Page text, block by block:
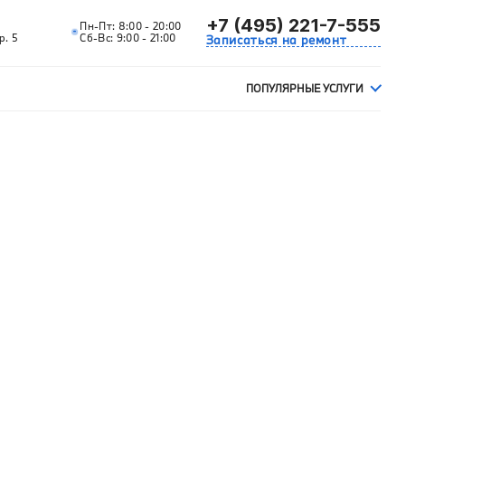
5
Пн-Пт: 8:00 - 20:00
Сб-Вс: 9:00 - 21:00
+7 (495) 221-7-555
Записаться на ремонт
ПОПУЛЯРНЫЕ УСЛУГИ